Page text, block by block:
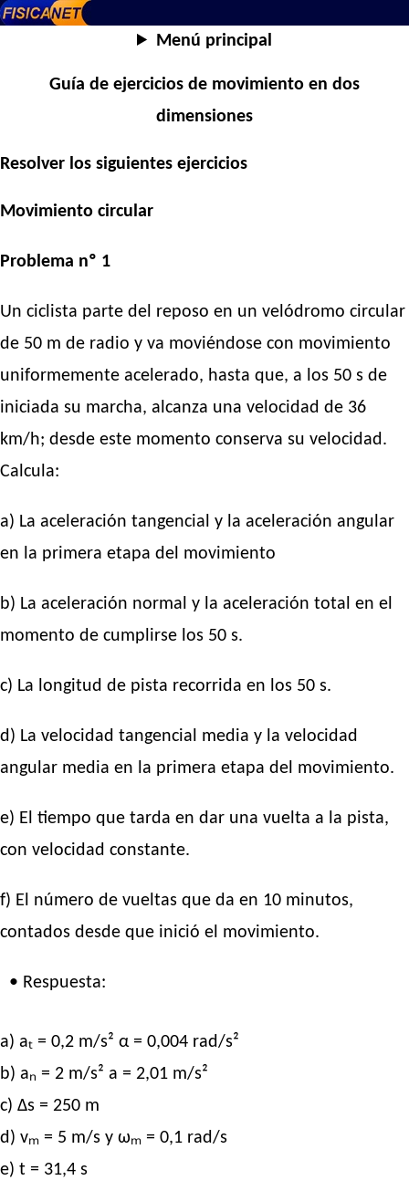
Menú principal
Guía de ejercicios de movimiento en dos
dimensiones
Resolver los siguientes ejercicios
Movimiento circular
Problema nº 1
Un ciclista parte del reposo en un velódromo circular
de 50 m de radio y va moviéndose con movimiento
uniformemente acelerado, hasta que, a los 50 s de
iniciada su marcha, alcanza una velocidad de 36
km/h; desde este momento conserva su velocidad.
Calcula:
a) La aceleración tangencial y la aceleración angular
en la primera etapa del movimiento
b) La aceleración normal y la aceleración total en el
momento de cumplirse los 50 s.
c) La longitud de pista recorrida en los 50 s.
d) La velocidad tangencial media y la velocidad
angular media en la primera etapa del movimiento.
e) El tiempo que tarda en dar una vuelta a la pista,
con velocidad constante.
f) El número de vueltas que da en 10 minutos,
contados desde que inició el movimiento.
• Respuesta:
a) aₜ = 0,2 m/s² α = 0,004 rad/s²
b) aₙ = 2 m/s² a = 2,01 m/s²
c) Δs = 250 m
d) vₘ = 5 m/s y ωₘ = 0,1 rad/s
e) t = 31,4 s